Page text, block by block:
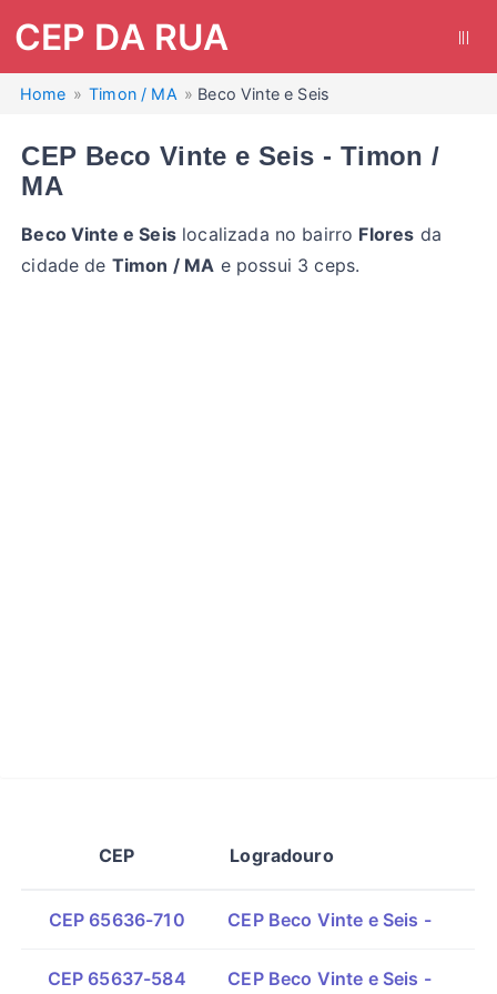
CEP DA RUA
Home Timon / MA Beco Vinte e Seis
CEP Beco Vinte e Seis - Timon /
MA
Beco Vinte e Seislocalizada no bairro Flores da
cidade de Timon / MA e possui 3 ceps.
CEP Logradouro
CEP 65636-710 CEP Beco Vinte e Seis -
CEP 65637-584 CEP Beco Vinte e Seis -